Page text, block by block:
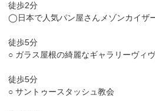
徒歩2分
◯日本で人気パン屋さんメゾンカイザ
徒歩5分
○ ガラス屋根の綺麗なギャラリーヴィ
徒歩5分
○ サントゥースタッシュ教会